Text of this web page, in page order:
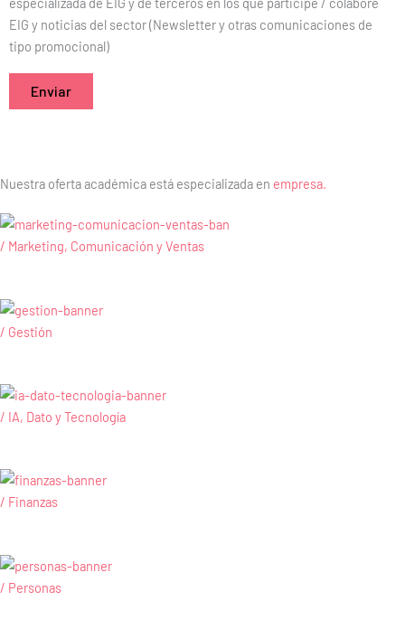
EIG y noticias del sector (Newsletter y otras comunicaciones de
tipo promocional)
Nuestra oferta académica está especializada en empresa.
/ Marketing, Comunicación y Ventas
/ Gestión
/ IA, Dato y Tecnología
/ Finanzas
/ Personas